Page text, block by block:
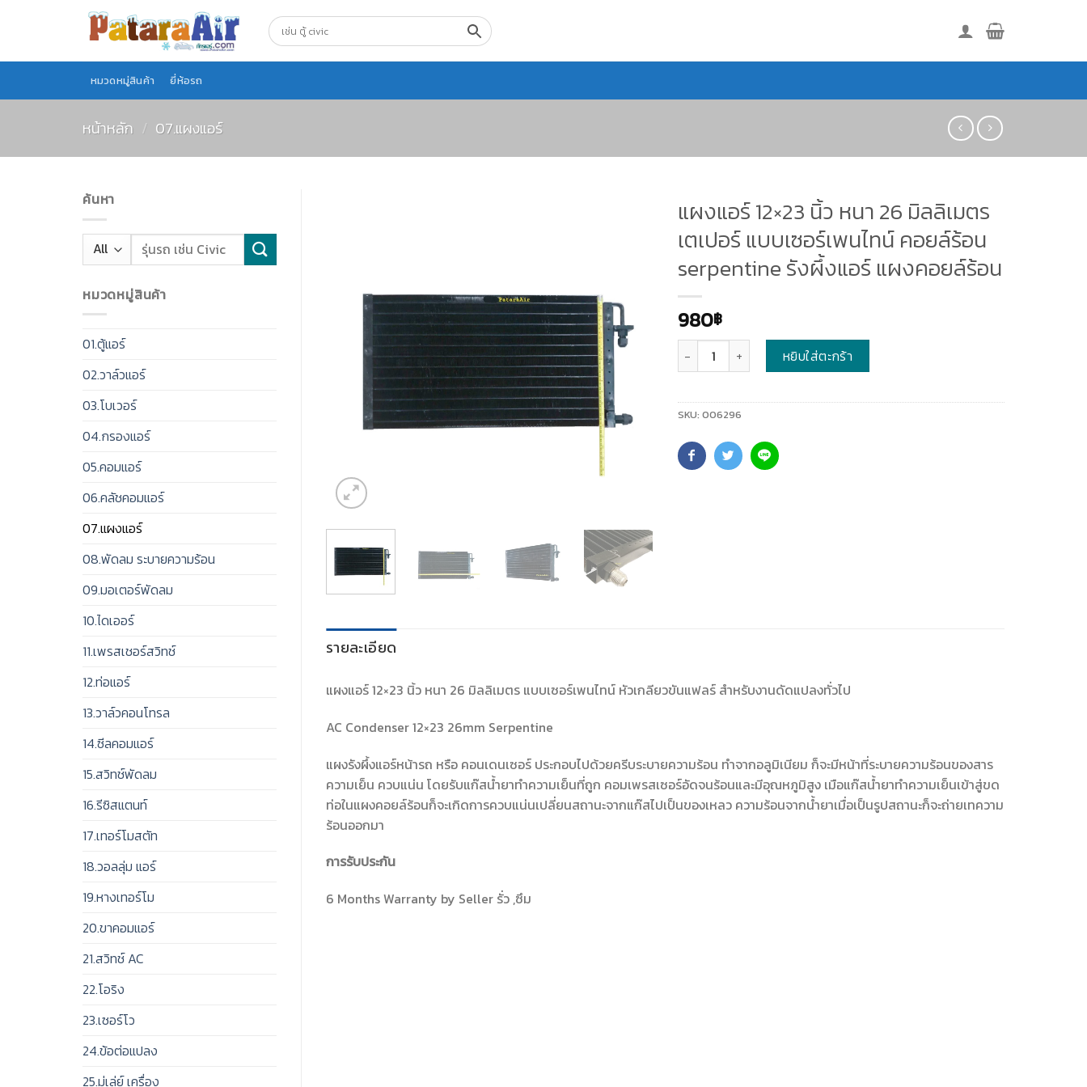
หมวดหมู่สินค้า ยี่ห้อรถ
หน้าหลัก / 07.แผงแอร์
ค้นหา
หมวดหมู่สินค้า
01.ตู้แอร์
02.วาล์วแอร์
03.โบเวอร์
04.กรองแอร์
05.คอมแอร์
06.คลัชคอมแอร์
07.แผงแอร์
08.พัดลม ระบายความร้อน
09.มอเตอร์พัดลม
10.ไดเออร์
11.เพรสเชอร์สวิทช์
12.ท่อแอร์
13.วาล์วคอนโทรล
14.ซีลคอมแอร์
15.สวิทช์พัดลม
16.รีซิสแตนท์
17.เทอร์โมสตัท
18.วอลลุ่ม แอร์
19.หางเทอร์โม
20.ขาคอมแอร์
21.สวิทช์ AC
22.โอริง
23.เซอร์โว
24.ข้อต่อแปลง
25.มู่เล่ย์ เครื่อง
แผงแอร์ 12×23 นิ้ว หนา 26 มิลลิเมตร
เตเปอร์ แบบเซอร์เพนไทน์ คอยล์ร้อน
serpentine รังผึ้งแอร์ แผงคอยล์ร้อน
980฿
หยิบใส่ตะกร้า
SKU: 006296
รายละเอียด
แผงแอร์ 12×23 นิ้ว หนา 26 มิลลิเมตร แบบเซอร์เพนไทน์ หัวเกลียวขันแฟลร์ สำหรับงานดัดแปลงทั่วไป
AC Condenser 12×23 26mm Serpentine
แผงรังผึ้งแอร์หน้ารถ หรือ คอนเดนเซอร์ ประกอบไปด้วยครีบระบายความร้อน ทำจากอลูมิเนียม ก็จะมีหน้าที่ระบายความร้อนของสาร
ความเย็น ควบแน่น โดยรับแก๊สน้ำยาทำความเย็นที่ถูก คอมเพรสเซอร์อัดจนร้อนและมีอุณหภูมิสูง เมือแก๊สน้ำยาทำความเย็นเข้าสู่ขด
ท่อในแผงคอยล์ร้อนก็จะเกิดการควบแน่นเปลี่ยนสถานะจากแก๊สไปเป็นของเหลว ความร้อนจากน้ำยาเมื่อเป็นรูปสถานะก็จะถ่ายเทความ
ร้อนออกมา
การรับประกัน
6 Months Warranty by Seller รั่ว ,ซึม